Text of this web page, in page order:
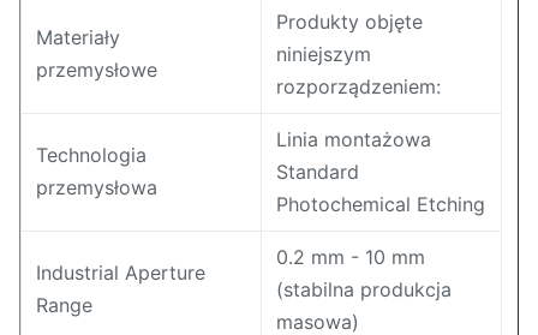
Materiały
przemysłowe
Produkty objęte
niniejszym
rozporządzeniem:
Technologia
przemysłowa
Linia montażowa
Standard
Photochemical Etching
Industrial Aperture
Range
0.2 mm - 10 mm
(stabilna produkcja
masowa)